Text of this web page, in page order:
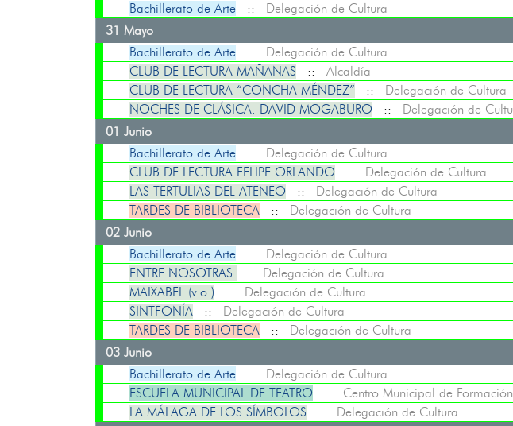
Bachillerato de Arte:: Delegación de Cultura
31 Mayo
Bachillerato de Arte:: Delegación de Cultura
CLUB DE LECTURA MAÑANAS :: Alcaldía
CLUB DE LECTURA “CONCHA MÉNDEZ” :: Delegación de Cultura
NOCHES DE CLÁSICA. DAVID MOGABURO :: Delegación de
01 Junio
Bachillerato de Arte:: Delegación de Cultura
CLUB DE LECTURA FELIPE ORLANDO :: Delegación de Cultura
LAS TERTULIAS DEL ATENEO :: Delegación de Cultura
TARDES DE BIBLIOTECA:: Delegación de Cultura
02 Junio
Bachillerato de Arte:: Delegación de Cultura
ENTRE NOSOTRAS
:: Delegación de Cultura
MAIXABEL (v.o.) :: Delegación de Cultura
SINTFONÍA:: Delegación de Cultura
TARDES DE BIBLIOTECA:: Delegación de Cultura
03 Junio
Bachillerato de Arte:: Delegación de Cultura
ESCUELA MUNICIPAL DE TEATRO :: Centro Municipal de
LA MÁLAGA DE LOS SÍMBOLOS :: Delegación de Cultura